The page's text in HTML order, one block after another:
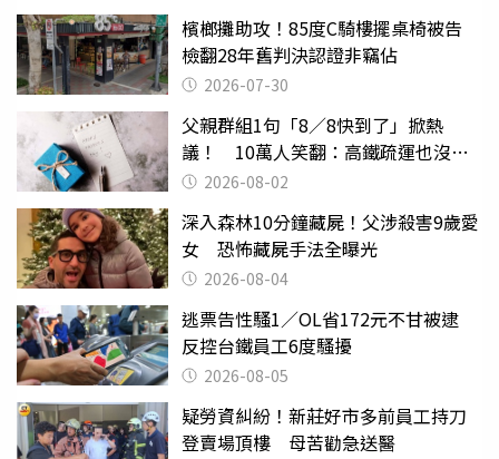
檳榔攤助攻！85度C騎樓擺桌椅被告
檢翻28年舊判決認證非竊佔
2026-07-30
父親群組1句「8／8快到了」掀熱
議！ 10萬人笑翻：高鐵疏運也沒列
父親節
2026-08-02
深入森林10分鐘藏屍！父涉殺害9歲愛
女 恐怖藏屍手法全曝光
2026-08-04
逃票告性騷1／OL省172元不甘被逮
反控台鐵員工6度騷擾
2026-08-05
疑勞資糾紛！新莊好市多前員工持刀
登賣場頂樓 母苦勸急送醫